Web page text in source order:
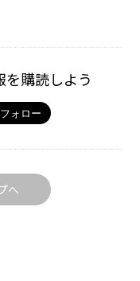
購読しよう
へ